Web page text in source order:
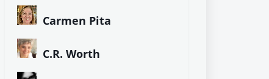
Carmen Pita
C.R. Worth